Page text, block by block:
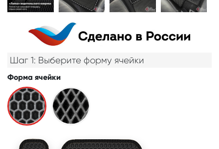
Шаг 1: Выберите форму ячейки
Форма ячейки